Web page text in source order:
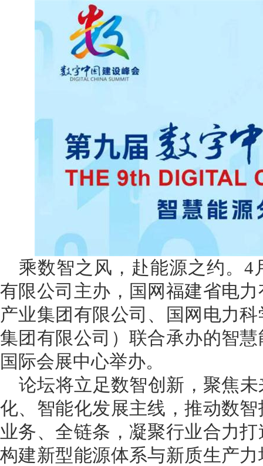
乘数智之风，赴能源之约。4
有限公司主办，国网福建省电
产业集团有限公司、国网电力
集团有限公司）联合承办的智
国际会展中心举办。
论坛将立足数智创新，聚焦
化、智能化发展主线，推动数
业务、全链条，凝聚行业合力
构建新型能源体系与新质生产